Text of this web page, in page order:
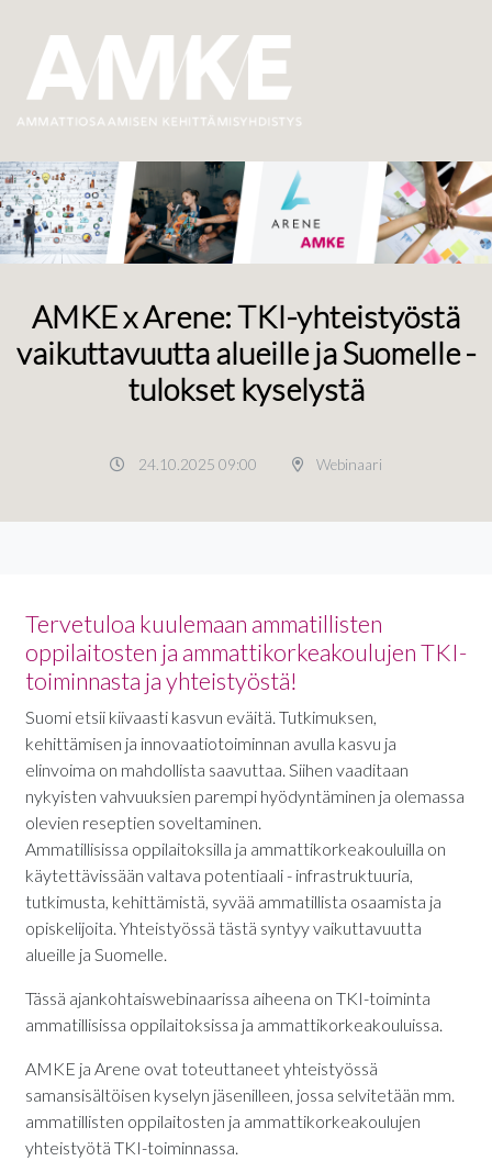
AMKE x Arene: TKI-yhteistyöstä
vaikuttavuutta alueille ja Suomelle -
tulokset kyselystä
24.10.2025 09:00 Webinaari
Tervetuloa kuulemaan ammatillisten
oppilaitosten ja ammattikorkeakoulujen TKI-
toiminnasta ja yhteistyöstä!
Suomi etsii kiivaasti kasvun eväitä. Tutkimuksen,
kehittämisen ja innovaatiotoiminnan avulla kasvu ja
elinvoima on mahdollista saavuttaa. Siihen vaaditaan
nykyisten vahvuuksien parempi hyödyntäminen ja olemassa
olevien reseptien soveltaminen.
Ammatillisissa oppilaitoksilla ja ammattikorkeakouluilla on
käytettävissään valtava potentiaali - infrastruktuuria,
tutkimusta, kehittämistä, syvää ammatillista osaamista ja
opiskelijoita. Yhteistyössä tästä syntyy vaikuttavuutta
alueille ja Suomelle.
Tässä ajankohtaiswebinaarissa aiheena on TKI-toiminta
ammatillisissa oppilaitoksissa ja ammattikorkeakouluissa.
AMKE ja Arene ovat toteuttaneet yhteistyössä
samansisältöisen kyselyn jäsenilleen, jossa selvitetään mm.
ammatillisten oppilaitosten ja ammattikorkeakoulujen
yhteistyötä TKI-toiminnassa.